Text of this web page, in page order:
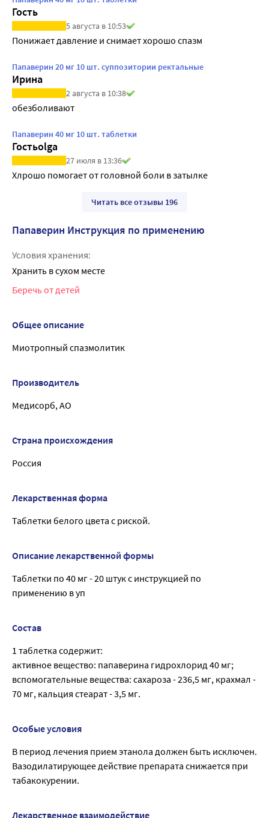
Гость
5 августа в 10:53
Понижает давление и снимает хорошо спазм
Папаверин 20 мг 10 шт. суппозитории ректальные
Ирина
2 августа в 10:38
обезболивают
Папаверин 40 мг 10 шт. таблетки
Гостьolga
27 июля в 13:36
Хлрошо помогает от головной боли в затылке
Читать все отзывы 196
Папаверин Инструкция по применению
Условия хранения:
Хранить в сухом месте
Беречь от детей
Общее описание
Миотропный спазмолитик
Производитель
Медисорб, АО
Страна происхождения
Россия
Лекарственная форма
Таблетки белого цвета с риской.
Описание лекарственной формы
Таблетки по 40 мг - 20 штук с инструкцией по
применению в уп
Состав
1 таблетка содержит:
активное вещество: папаверина гидрохлорид 40 мг;
вспомогательные вещества: сахароза - 236,5 мг, крахмал -
70 мг, кальция стеарат - 3,5 мг.
Особые условия
В период лечения прием этанола должен быть исключен.
Вазодилатирующее действие препарата снижается при
табакокурении.
Лекарственное взаимодействие